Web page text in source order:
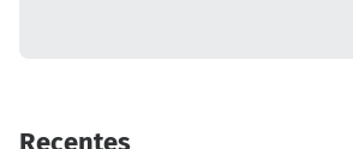
Recentes